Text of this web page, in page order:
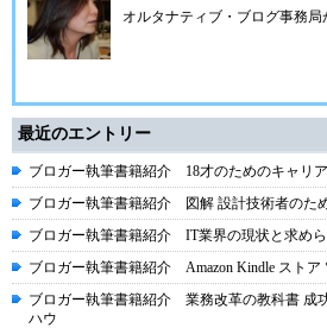
オルタナティブ・ブログ事務局
最近のエントリー
ブロガー執筆書籍紹介 18才のためのキャリ
ブロガー執筆書籍紹介 図解 設計技術者のた
ブロガー執筆書籍紹介 IT業界の現状と求め
ブロガー執筆書籍紹介 Amazon Kindle スト
ブロガー執筆書籍紹介 業務改革の教科書 成
ハウ